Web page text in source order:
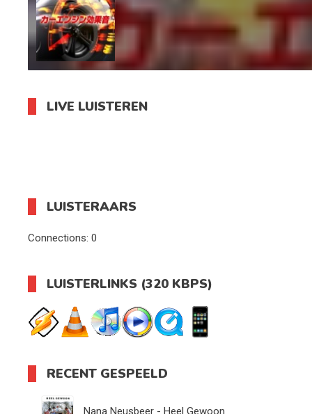
LIVE LUISTEREN
LUISTERAARS
Connections: 0
LUISTERLINKS (320 KBPS)
RECENT GESPEELD
Nana Neusbeer - Heel Gewoon